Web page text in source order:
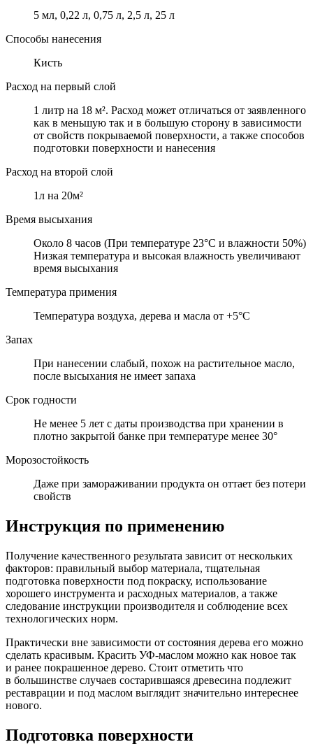
5 мл, 0,22 л, 0,75 л, 2,5 л, 25 л
Способы нанесения
Кисть
Расход на первый слой
1 литр на 18 м². Расход может отличаться от заявленного
как в меньшую так и в большую сторону в зависимости
от свойств покрываемой поверхности, а также способов
подготовки поверхности и нанесения
Расход на второй слой
1л на 20м²
Время высыхания
Около 8 часов (При температуре 23°C и влажности 50%)
Низкая температура и высокая влажность увеличивают
время высыхания
Температура примения
Температура воздуха, дерева и масла от +5°C
Запах
При нанесении слабый, похож на растительное масло,
после высыхания не имеет запаха
Срок годности
Не менее 5 лет с даты производства при хранении в
плотно закрытой банке при температуре менее 30°
Морозостойкость
Даже при замораживании продукта он оттает без потери
свойств
Инструкция по применению
Получение качественного результата зависит от нескольких
факторов: правильный выбор материала, тщательная
подготовка поверхности под покраску, использование
хорошего инструмента и расходных материалов, а также
следование инструкции производителя и соблюдение всех
технологических норм.
Практически вне зависимости от состояния дерева его можно
сделать красивым. Красить УФ-маслом можно как новое так
и ранее покрашенное дерево. Стоит отметить что
в большинстве случаев состарившаяся древесина подлежит
реставрации и под маслом выглядит значительно интереснее
нового.
Подготовка поверхности